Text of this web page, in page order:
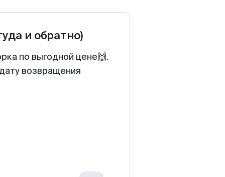
и обратно)
по выгодной цене🙌.
возвращения